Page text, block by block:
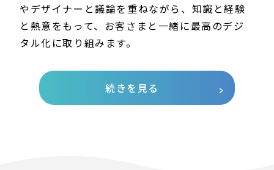
やデザイナーと議論を重ねながら、知識と経験
と熱意をもって、お客さまと一緒に最高のデジ
タル化に取り組みます。
続きを見る